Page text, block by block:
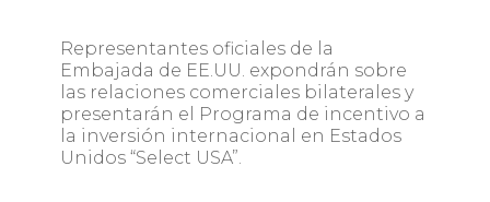
Representantes oficiales de la
Embajada de EE.UU. expondrán sobre
las relaciones comerciales bilaterales y
presentarán el Programa de incentivo a
la inversión internacional en Estados
Unidos “Select USA”.